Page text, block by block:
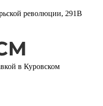
революции, 291В
в Куровском